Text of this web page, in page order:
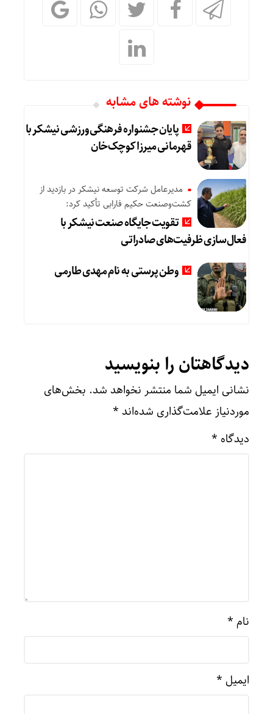
نوشته های مشابه
پایان جشنواره فرهنگی‌ورزشی نیشکر با
قهرمانی میرزا کوچک‌خان
مدیرعامل شرکت توسعه نیشکر در بازدید از
کشت‌وصنعت حکیم فارابی تأکید کرد:
تقویت جایگاه صنعت نیشکر با
فعال‌سازی ظرفیت‌های صادراتی
وطن پرستی به نام مهدی طارمی
دیدگاهتان را بنویسید
نشانی ایمیل شما منتشر نخواهد شد. بخش‌های
موردنیاز علامت‌گذاری شده‌اند *
دیدگاه *
نام *
ایمیل *